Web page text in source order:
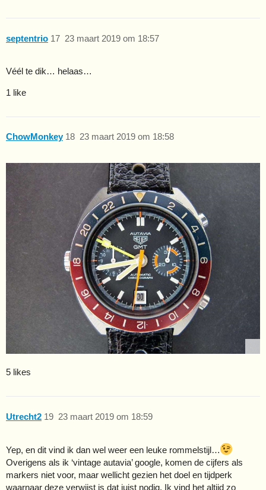
septentrio 23 maart 2019 om 18:57
17
Véél te dik… helaas…
1 like
ChowMonkey 23 maart 2019 om 18:58
18
5 likes
Utrecht2 23 maart 2019 om 18:59
19
Yep, en dit vind ik dan wel weer een leuke rommelstijl…
Overigens als ik ‘vintage autavia’ google, komen de cijfers als
markers niet voor, maar wellicht gezien het doel en tijdperk
waarnaar deze verwijst is dat juist nodig. Ik vind het altijd zo